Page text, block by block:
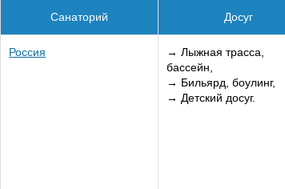
Санаторий Досуг
Россия
→ Лыжная трасса,
бассейн,
→ Бильярд, боулинг,
→ Детский досуг.